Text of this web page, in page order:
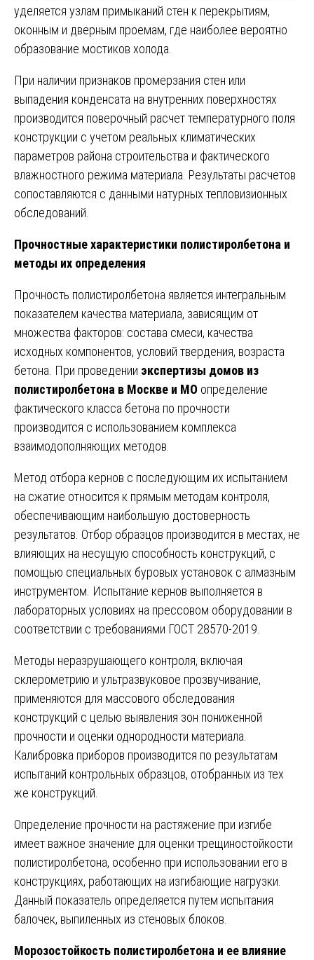
уделяется узлам примыканий стен к перекрытиям,
оконным и дверным проемам, где наиболее вероятно
образование мостиков холода.
При наличии признаков промерзания стен или
выпадения конденсата на внутренних поверхностях
производится поверочный расчет температурного поля
конструкции с учетом реальных климатических
параметров района строительства и фактического
влажностного режима материала. Результаты расчетов
сопоставляются с данными натурных тепловизионных
обследований.
Прочностные характеристики полистиролбетона и
методы их определения
Прочность полистиролбетона является интегральным
показателем качества материала, зависящим от
множества факторов: состава смеси, качества
исходных компонентов, условий твердения, возраста
бетона. При проведении экспертизы домов из
полистиролбетона в Москве и МО определение
фактического класса бетона по прочности
производится с использованием комплекса
взаимодополняющих методов.
Метод отбора кернов с последующим их испытанием
на сжатие относится к прямым методам контроля,
обеспечивающим наибольшую достоверность
результатов. Отбор образцов производится в местах, не
влияющих на несущую способность конструкций, с
помощью специальных буровых установок с алмазным
инструментом. Испытание кернов выполняется в
лабораторных условиях на прессовом оборудовании в
соответствии с требованиями ГОСТ 28570-2019.
Методы неразрушающего контроля, включая
склерометрию и ультразвуковое прозвучивание,
применяются для массового обследования
конструкций с целью выявления зон пониженной
прочности и оценки однородности материала.
Калибровка приборов производится по результатам
испытаний контрольных образцов, отобранных из тех
же конструкций.
Определение прочности на растяжение при изгибе
имеет важное значение для оценки трещиностойкости
полистиролбетона, особенно при использовании его в
конструкциях, работающих на изгибающие нагрузки.
Данный показатель определяется путем испытания
балочек, выпиленных из стеновых блоков.
Морозостойкость полистиролбетона и ее влияние